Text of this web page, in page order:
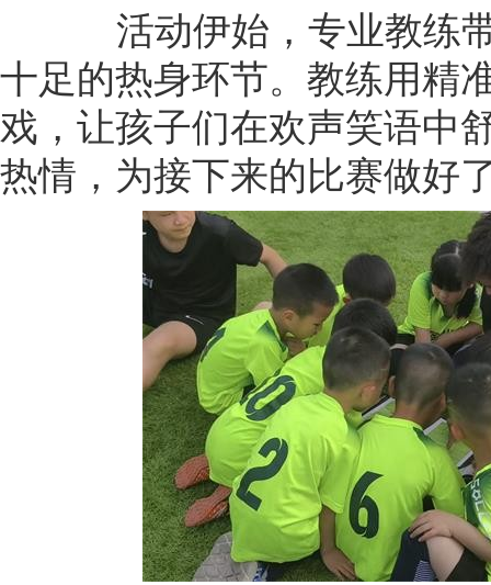
活动伊始，专业教练带
十足的热身环节。教练用精
戏，让孩子们在欢声笑语中
热情，为接下来的比赛做好